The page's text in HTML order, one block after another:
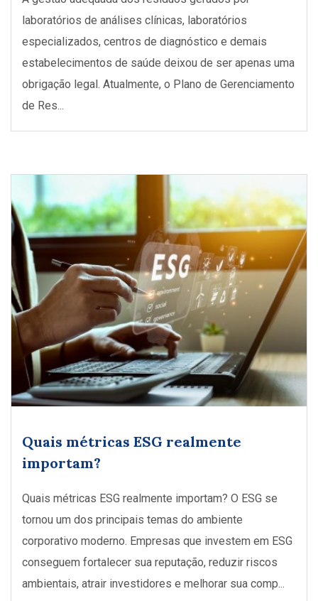
laboratórios de análises clínicas, laboratórios
especializados, centros de diagnóstico e demais
estabelecimentos de saúde deixou de ser apenas uma
obrigação legal. Atualmente, o Plano de Gerenciamento
de Res...
Quais métricas ESG realmente
importam?
Quais métricas ESG realmente importam? O ESG se
tornou um dos principais temas do ambiente
corporativo moderno. Empresas que investem em ESG
conseguem fortalecer sua reputação, reduzir riscos
ambientais, atrair investidores e melhorar sua comp...